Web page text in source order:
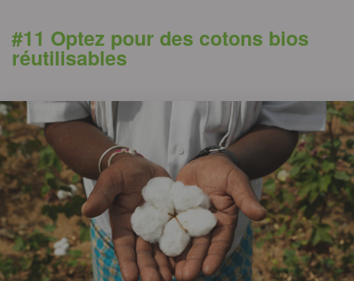
#11 Optez pour des cotons bios
réutilisables